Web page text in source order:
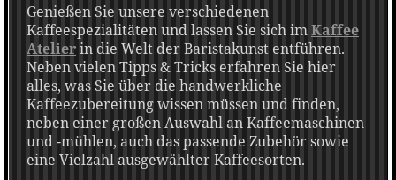
Genießen Sie unsere verschiedenen
Kaffeespezialitäten und lassen Sie sich imKaffee
Atelierin die Welt der Baristakunst entführen.
Neben vielen Tipps & Tricks erfahren Sie hier
alles, was Sie über die handwerkliche
Kaffeezubereitung wissen müssen und finden,
neben einer großen Auswahl an Kaffeemaschinen
und -mühlen, auch das passende Zubehör sowie
eine Vielzahl ausgewählter Kaffeesorten.